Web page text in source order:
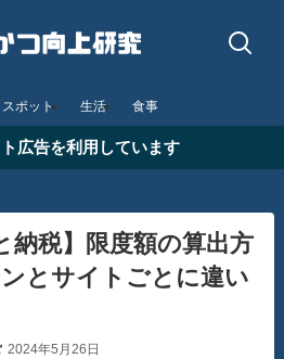
スポット 生活 食事
広告を利用しています
納税】限度額の算出方
とサイトごとに違い
2024年5月26日